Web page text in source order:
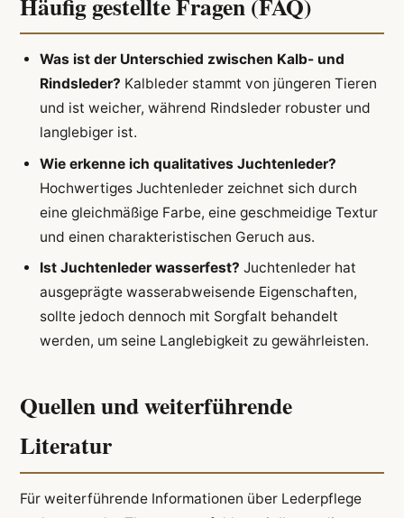
Was ist der Unterschied zwischen Kalb- und
Rindsleder? Kalbleder stammt von jüngeren Tieren
und ist weicher, während Rindsleder robuster und
langlebiger ist.
Wie erkenne ich qualitatives Juchtenleder?
Hochwertiges Juchtenleder zeichnet sich durch
eine gleichmäßige Farbe, eine geschmeidige Textur
und einen charakteristischen Geruch aus.
Ist Juchtenleder wasserfest? Juchtenleder hat
ausgeprägte wasserabweisende Eigenschaften,
sollte jedoch dennoch mit Sorgfalt behandelt
werden, um seine Langlebigkeit zu gewährleisten.
Quellen und weiterführende
Literatur
Für weiterführende Informationen über Lederpflege